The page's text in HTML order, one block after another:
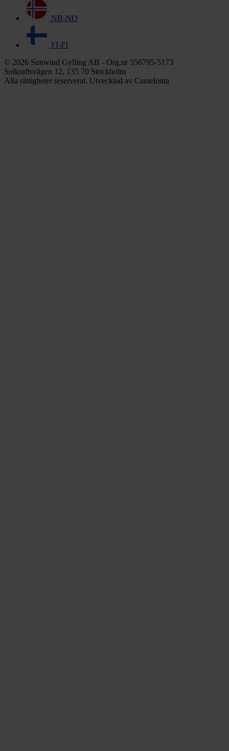
NB-NO
FI-FI
© 2026 Sunwind Gylling AB - Org.nr 556795-5173
Solkraftsvägen 12, 135 70 Stockholm
Alla rättigheter reserverat. Utvecklad av Camelonta